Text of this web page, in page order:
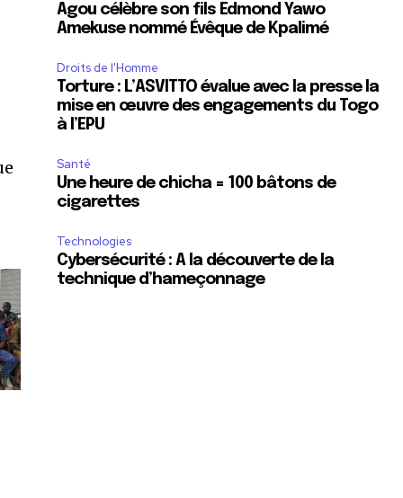
Agou célèbre son fils Edmond Yawo
Amekuse nommé Évêque de Kpalimé
Droits de l'Homme
Torture : L’ASVITTO évalue avec la presse la
mise en œuvre des engagements du Togo
à l’EPU
Santé
Une heure de chicha = 100 bâtons de
cigarettes
Technologies
Cybersécurité : A la découverte de la
technique d’hameçonnage